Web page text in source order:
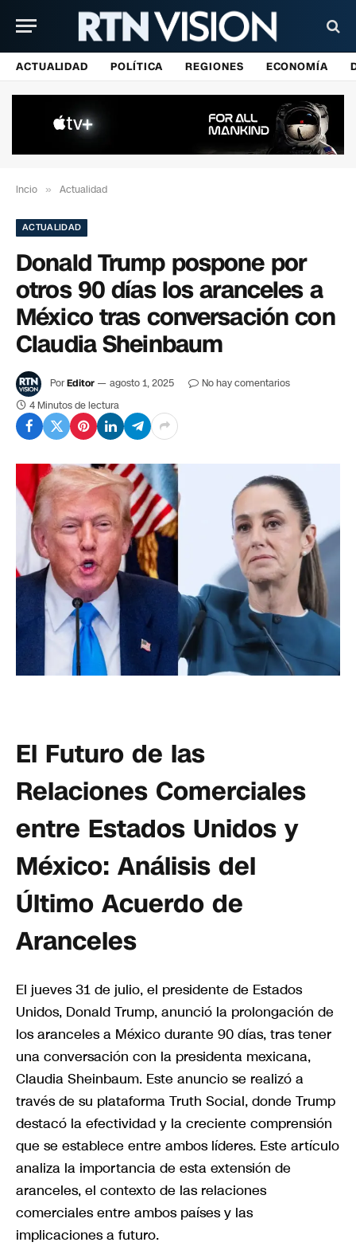
ACTUALIDAD POLÍTICA REGIONES ECONOMÍA
Incio » Actualidad
ACTUALIDAD
Donald Trump pospone por
otros 90 días los aranceles a
México tras conversación con
Claudia Sheinbaum
PorEditor agosto 1, 2025
No hay comentarios
4 Minutos de lectura
El Futuro de las
Relaciones Comerciales
entre Estados Unidos y
México: Análisis del
Último Acuerdo de
Aranceles
El jueves 31 de julio, el presidente de Estados
Unidos, Donald Trump, anunció la prolongación de
los aranceles a México durante 90 días, tras tener
una conversación con la presidenta mexicana,
Claudia Sheinbaum. Este anuncio se realizó a
través de su plataforma Truth Social, donde Trump
destacó la efectividad y la creciente comprensión
que se establece entre ambos líderes. Este artículo
analiza la importancia de esta extensión de
aranceles, el contexto de las relaciones
comerciales entre ambos países y las
implicaciones a futuro.